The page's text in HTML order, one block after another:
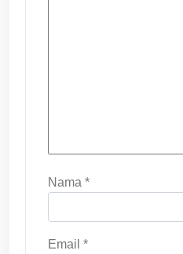
Nama *
Email *